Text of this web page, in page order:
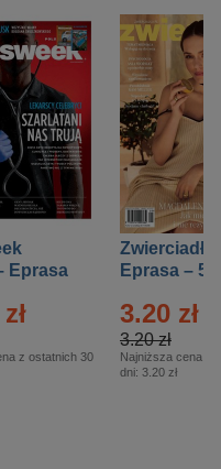
Eprasa
z ostatnich 30
Zwierciadło
Eprasa – 5/
3.20 zł
3.20 zł
Najniższa cena z
dni: 3.20 zł